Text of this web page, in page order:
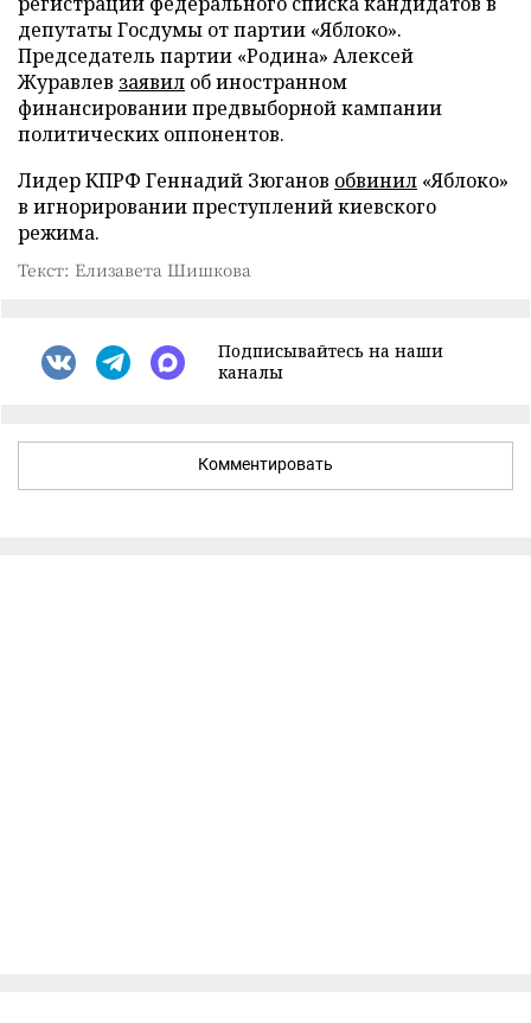
депутаты Госдумы от партии «Яблоко».
Председатель партии «Родина» Алексей
Журавлев заявил об иностранном
финансировании предвыборной кампании
политических оппонентов.
Лидер КПРФ Геннадий Зюганов обвинил «Яблоко»
в игнорировании преступлений киевского
режима.
Текст: Елизавета Шишкова
Подписывайтесь на наши
каналы
Комментировать